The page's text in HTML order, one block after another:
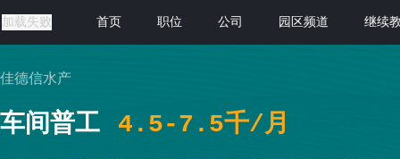
加载失败 首页 职位 公司 园区频道 继续
佳德信水产
车间普工 4.5-7.5千/月